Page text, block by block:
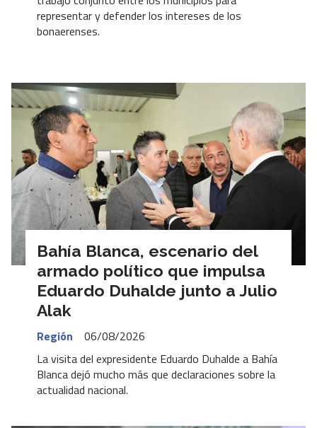
representar y defender los intereses de los
bonaerenses.
Bahía Blanca, escenario del
armado político que impulsa
Eduardo Duhalde junto a Julio
Alak
Región
06/08/2026
La visita del expresidente Eduardo Duhalde a Bahía
Blanca dejó mucho más que declaraciones sobre la
actualidad nacional.